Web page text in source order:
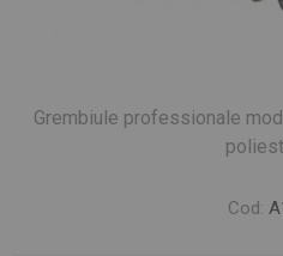
Grembiule professionale
Cod: